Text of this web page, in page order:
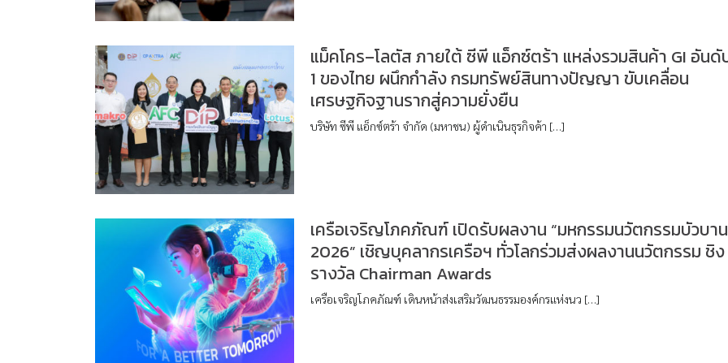
แม็คโคร–โลตัส ภายใต้ ซีพี แอ็กซ์ตร้า แหล่งรวมสินค้า GI อันดั
1 ของไทย ผนึกกำลัง กรมทรัพย์สินทางปัญญา ขับเคลื่อน
เศรษฐกิจฐานรากสู่ความยั่งยืน
บริษัท ซีพี แอ็กซ์ตร้า จำกัด (มหาชน) ผู้ดำเนินธุรกิจค้า […]
เครือเจริญโภคภัณฑ์ เปิดรับผลงาน “มหกรรมนวัตกรรมบัวบาน
2026” เชิญบุคลากรเครือฯ ทั่วโลกร่วมส่งผลงานนวัตกรรม ชิง
รางวัล Chairman Awards
เครือเจริญโภคภัณฑ์ เดินหน้าส่งเสริมวัฒนธรรมองค์กรแห่งนว […]